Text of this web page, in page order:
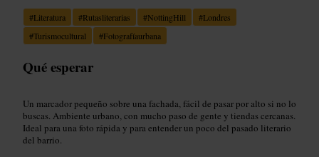
#Literatura #Rutasliterarias #NottingHill #Londres
#Turismocultural #Fotografíaurbana
Qué esperar
Un marcador pequeño sobre una fachada, fácil de pasar por alto si no lo
buscas. Ambiente urbano, con mucho paso de gente y tiendas cercanas.
Ideal para una foto rápida y para entender un poco del pasado literario
del barrio.